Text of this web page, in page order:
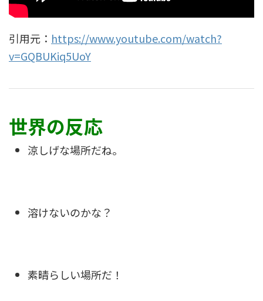
引用元： https://www.youtube.com/watch?
v=GQBUKiq5UoY
世界の反応
涼しげな場所だね。
溶けないのかな？
素晴らしい場所だ！